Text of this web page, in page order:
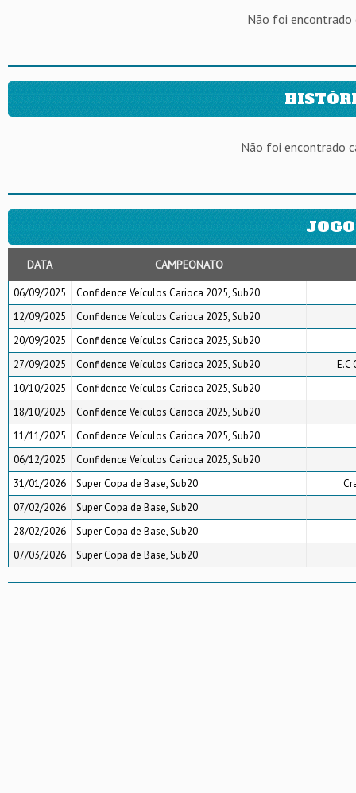
Não foi encontrado
Não foi encontrado
DATA CAMPEONATO
06/09/2025
Confidence Veículos Carioca 2025, Sub20
12/09/2025
Confidence Veículos Carioca 2025, Sub20
20/09/2025
Confidence Veículos Carioca 2025, Sub20
27/09/2025
Confidence Veículos Carioca 2025, Sub20
E.C
10/10/2025
Confidence Veículos Carioca 2025, Sub20
18/10/2025
Confidence Veículos Carioca 2025, Sub20
11/11/2025
Confidence Veículos Carioca 2025, Sub20
06/12/2025
Confidence Veículos Carioca 2025, Sub20
31/01/2026
Super Copa de Base, Sub20
07/02/2026
Super Copa de Base, Sub20
28/02/2026
Super Copa de Base, Sub20
07/03/2026
Super Copa de Base, Sub20